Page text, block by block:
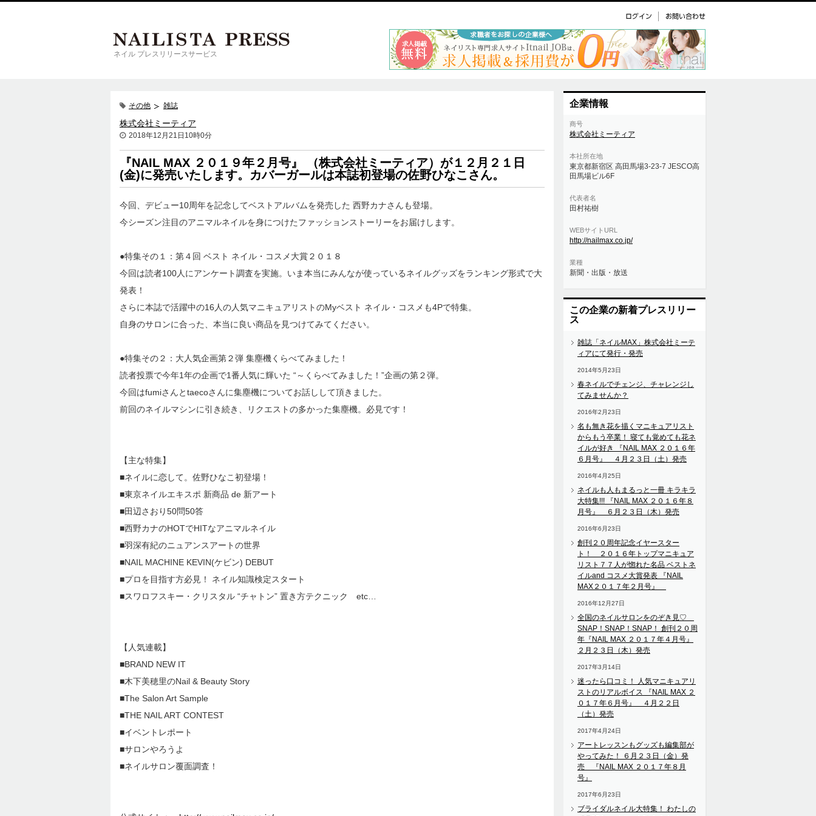
ネイル プレスリリースサービス
その他 雑誌
株式会社ミーティア
2018年12月21日10時0分
『NAIL MAX ２０１９年２月号』 （株式会社ミーティア）が１２月２１日
(金)に発売いたします。カバーガールは本誌初登場の佐野ひなこさん。
今回、デビュー10周年を記念してベストアルバムを発売した 西野カナさんも登場。
今シーズン注目のアニマルネイルを身につけたファッションストーリーをお届けします。
●特集その１：第４回 ベスト ネイル・コスメ大賞２０１８
今回は読者100人にアンケート調査を実施。いま本当にみんなが使っているネイルグッズをランキング形式で大
発表！
さらに本誌で活躍中の16人の人気マニキュアリストのMyベスト ネイル・コスメも4Pで特集。
自身のサロンに合った、本当に良い商品を見つけてみてください。
●特集その２：大人気企画第２弾 集塵機くらべてみました！
読者投票で今年1年の企画で1番人気に輝いた “～くらべてみました！”企画の第２弾。
今回はfumiさんとtaecoさんに集塵機についてお話しして頂きました。
前回のネイルマシンに引き続き、リクエストの多かった集塵機。必見です！
【主な特集】
■ネイルに恋して。佐野ひなこ初登場！
■東京ネイルエキスポ 新商品 de 新アート
■田辺さおり50問50答
■西野カナのHOTでHITなアニマルネイル
■羽深有紀のニュアンスアートの世界
■NAIL MACHINE KEVIN(ケビン) DEBUT
■プロを目指す方必見！ ネイル知識検定スタート
■スワロフスキー・クリスタル “チャトン” 置き方テクニック etc…
【人気連載】
■BRAND NEW IT
■木下美穂里のNail & Beauty Story
■The Salon Art Sample
■THE NAIL ART CONTEST
■イベントレポート
■サロンやろうよ
■ネイルサロン覆面調査！
企業情報
商号
株式会社ミーティア
本社所在地
東京都新宿区 高田馬場3-23-7 JESCO高
田馬場ビル6F
代表者名
田村祐樹
WEBサイトURL
http://nailmax.co.jp/
業種
新聞・出版・放送
この企業の新着プレスリリー
ス
雑誌「ネイルMAX」株式会社ミーテ
ィアにて発行・発売
2014年5月23日
春ネイルでチェンジ、チャレンジし
てみませんか？
2016年2月23日
名も無き花を描くマニキュアリスト
からもう卒業！ 寝ても覚めても花ネ
イルが好き 『NAIL MAX ２０１６年
６月号』 ４月２３日（土）発売
2016年4月25日
ネイルも人もまるっと一冊 キラキラ
大特集!!! 『NAIL MAX ２０１６年８
月号』 ６月２３日（木）発売
2016年6月23日
創刊２０周年記念イヤースター
ト！ ２０１６年トップマニキュア
リスト７７人が惚れた名品 ベストネ
イルand コスメ大賞発表 『NAIL
MAX２０１７年２月号』
2016年12月27日
全国のネイルサロンをのぞき見♡
SNAP！SNAP！SNAP！ 創刊２０周
年『NAIL MAX ２０１７年４月号』
２月２３日（木）発売
2017年3月14日
迷ったら口コミ！ 人気マニキュアリ
ストのリアルボイス 『NAIL MAX ２
０１７年６月号』 ４月２２日
（土）発売
2017年4月24日
アートレッスンもグッズも編集部が
やってみた！ ６月２３日（金）発
売 『NAIL MAX ２０１７年８月
号』
2017年6月23日
ブライダルネイル大特集！ わたしの